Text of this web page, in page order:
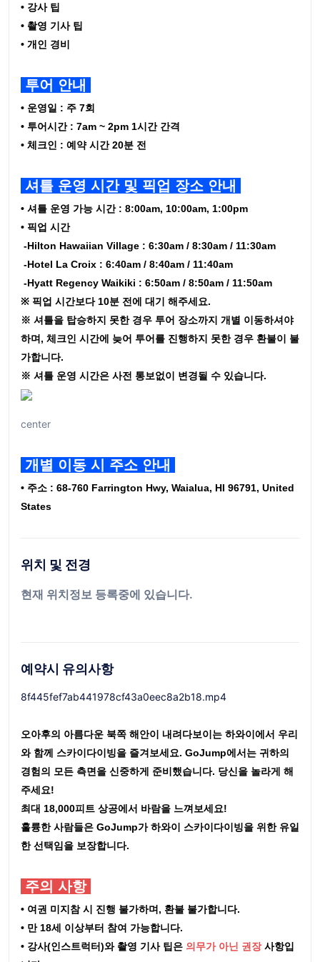
• 강사 팁
• 촬영 기사 팁
• 개인 경비
투어 안내
• 운영일 : 주 7회
• 투어시간 : 7am ~ 2pm 1시간 간격
• 체크인 : 예약 시간 20분 전
셔틀 운영 시간 및 픽업 장소 안내
• 셔틀 운영 가능 시간 : 8:00am, 10:00am, 1:00pm
• 픽업 시간
-Hilton Hawaiian Village : 6:30am / 8:30am / 11:30am
-Hotel La Croix : 6:40am / 8:40am / 11:40am
-Hyatt Regency Waikiki : 6:50am / 8:50am / 11:50am
※ 픽업 시간보다 10분 전에 대기 해주세요.
※ 셔틀을 탑승하지 못한 경우 투어 장소까지 개별 이동하셔야
하며, 체크인 시간에 늦어 투어를 진행하지 못한 경우 환불이 불
가합니다.
※ 셔틀 운영 시간은 사전 통보없이 변경될 수 있습니다.
center
개별 이동 시 주소 안내
• 주소 : 68-760 Farrington Hwy, Waialua, HI 96791, United
States
위치 및 전경
현재 위치정보 등록중에 있습니다.
예약시 유의사항
8f445fef7ab441978cf43a0eec8a2b18.mp4
오아후의 아름다운 북쪽 해안이 내려다보이는 하와이에서 우리
와 함께 스카이다이빙을 즐겨보세요. GoJump에서는 귀하의
경험의 모든 측면을 신중하게 준비했습니다. 당신을 놀라게 해
주세요!
최대 18,000피트 상공에서 바람을 느껴보세요!
훌륭한 사람들은 GoJump가 하와이 스카이다이빙을 위한 유일
한 선택임을 보장합니다.
주의 사항
• 여권 미지참 시 진행 불가하며, 환불 불가합니다.
• 만 18세 이상부터 참여 가능합니다.
• 강사(인스트럭터)와 촬영 기사 팁은 의무가 아닌 권장사항입